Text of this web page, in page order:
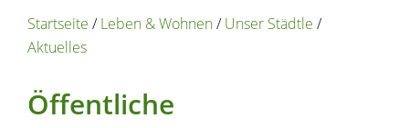
Startseite /Leben & Wohnen/Unser Städtle /
Aktuelles
Öffentliche